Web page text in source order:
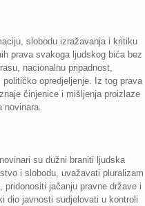
slobodu izražavanja i kritiku
prava svakoga ljudskog bića bez
nacionalnu pripadnost,
opredjeljenje. Iz tog prava
činjenice i mišljenja proizlaze
novinara.
su dužni braniti ljudska
i slobodu, uvažavati pluralizam
pridonositi jačanju pravne države i
dio javnosti sudjelovati u kontroli